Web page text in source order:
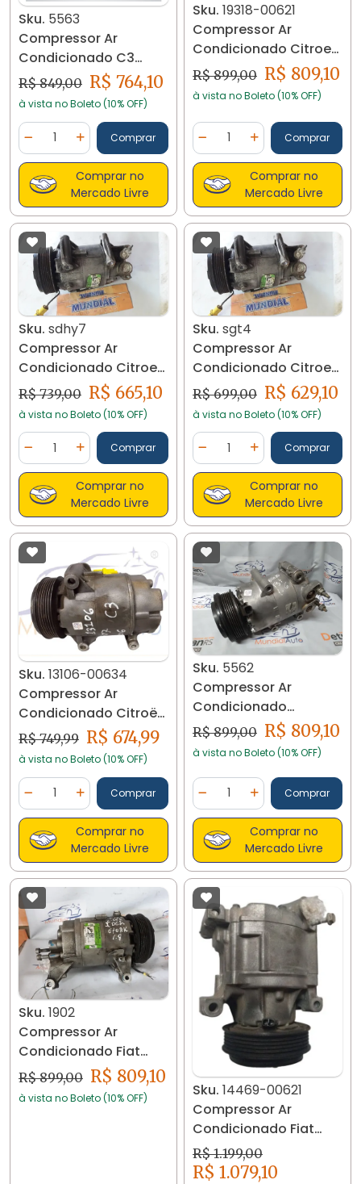
Sku. 5563
Compressor Ar
Condicionado C3
Peugeot 207 206 1.6
16v 5563
R$ 849,00 R$ 764,10
à vista no Boleto (10% OFF)
Diminuir Quantidade
Quantidade
Adicionar Quantidade
Comprar
Comprar no
Mercado Livre
Sku. 19318-00621
Compressor Ar
Condicionado Citroen
C3 1.4 2006/2012 19318
R$ 899,00 R$ 809,10
à vista no Boleto (10% OFF)
Diminuir Quantidade
Quantidade
AdicionarComprar
Comprar no
Mercado Livre
Sku. sdhy7
Compressor Ar
Condicionado Citroen
C3 1.4 8v Flex 2009/10
#2
R$ 739,00 R$ 665,10
à vista no Boleto (10% OFF)
Diminuir Quantidade
Quantidade
Adicionar Quantidade
Comprar
Comprar no
Mercado Livre
Sku. sgt4
Compressor Ar
Condicionado Citroen
C3 1.4 8v Flex 2009/10
#2
R$ 699,00 R$ 629,10
à vista no Boleto (10% OFF)
Diminuir Quantidade
Quantidade
AdicionarComprar
Comprar no
Mercado Livre
Sku. 13106-00634
Compressor Ar
Condicionado Citroën
C3 Peugeot 206 207
13106
R$ 749,99 R$ 674,99
à vista no Boleto (10% OFF)
Diminuir Quantidade
Quantidade
Adicionar Quantidade
Comprar
Comprar no
Mercado Livre
Sku. 5562
Compressor Ar
Condicionado
Ecosport Fiesta 1.6
Av1119d629-ba
R$ 899,00 R$ 809,10
à vista no Boleto (10% OFF)
Diminuir Quantidade
Quantidade
AdicionarComprar
Comprar no
Mercado Livre
Sku. 1902
Compressor Ar
Condicionado Fiat
Punto Idea 1.8
51922505
R$ 899,00 R$ 809,10
à vista no Boleto (10% OFF) Sku. 14469-00621
Compressor Ar
Condicionado Fiat
Uno Fire Palio 1.4 Punto
R$ 1.199,00
R$ 1.079,10